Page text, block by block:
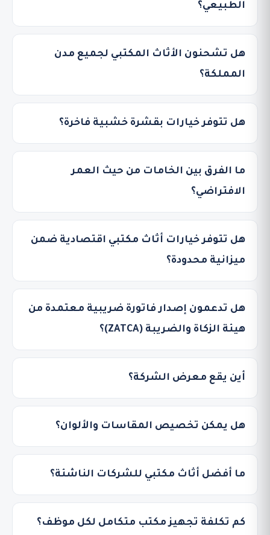
الطبيعي؟
هل تشحنون الأثاث المكتبي لجميع مدن
المملكة؟
هل تتوفر خيارات بقشرة خشبية فاخرة؟
ما الفرق بين الخامات من حيث العمر
الافتراضي؟
هل تتوفر خيارات أثاث مكتبي اقتصادية ضمن
ميزانية محدودة؟
هل تدعمون إصدار فاتورة ضريبية معتمدة من
هيئة الزكاة والضريبة (ZATCA)؟
أين يقع معرض الشركة؟
هل يمكن تخصيص المقاسات والألوان؟
ما أفضل أثاث مكتبي للشركات الناشئة؟
كم تكلفة تجهيز مكتب متكامل لكل موظف؟